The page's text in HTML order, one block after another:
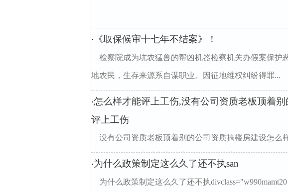
· 《取保候审十七年不结案》！
检察院成为坑农猛兽的帮凶机器检察机关办假案保护
地农民，生存来源系自谋职业。因征地维权纠纷得罪...
·怎么样才能评上工伤,没有公司资质老板顶着
评上工伤
没有公司资质老板顶着别的公司资质搞楼房建设怎么
疾病死的在24小时之内是找他老板还是找他老板顶的...
·为什么政策制定这么久了还不执san
为什么政策制定这么久了还不执divclass="w990mamt20